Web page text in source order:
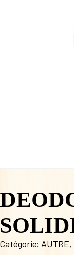
Catégorie: AUTRE,